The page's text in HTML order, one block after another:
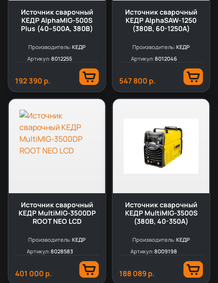
Источник сварочный
КЕДР AlphaMIG-500S
Plus (40–500А, 380В)
Производитель:КЕДР
Артикул:8012255
192 390 р.
Источник сварочный
КЕДР AlphaSAW-1250
(380В, 60-1250А)
Производитель:КЕДР
Артикул:8012046
547 800 р.
Источник сварочный
КЕДР MultiMIG-3500DP
ROOT NEO LCD
Производитель:КЕДР
Артикул:8028583
401 000 р.
Источник сварочный
КЕДР MultiMIG-3500S
(380В, 40-350А)
Производитель:КЕДР
Артикул:8009198
188 089 р.